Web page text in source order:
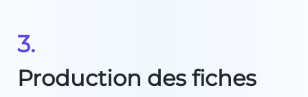
3.
Production des fiches